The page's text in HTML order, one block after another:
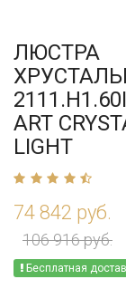
ЛЮСТРА
ART
LIGHT
74 842 руб.
106 916 руб.
Бесплатная